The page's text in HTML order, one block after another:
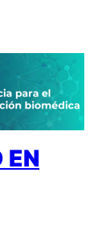
EN